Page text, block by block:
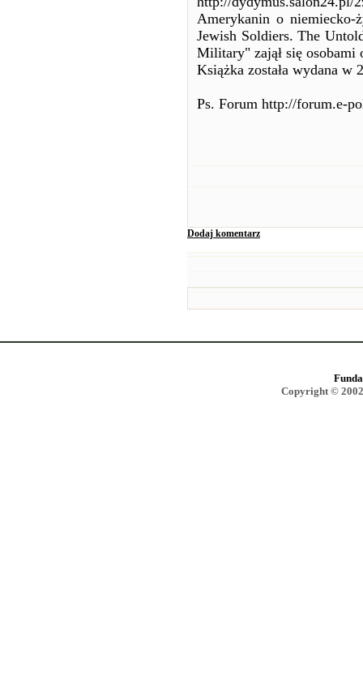
Amerykanin o
Jewish Soldiers. The
Military" zajął się osobami
Książka została wydana w
Ps. Forum http://forum.e-
Dodaj komentarz
Copyright ©